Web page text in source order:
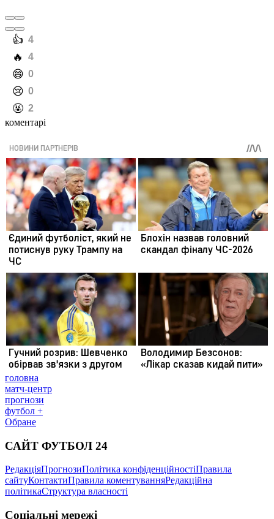
️👍 4
️🔥 4
️😄 0
️😢 0
️🤬 2
коментарі
головна
матч-центр
прогнози
футбол +
Обране
САЙТ ФУТБОЛ 24
РедакціяПрогнозиПолітика конфіденційностіПравила
сайтуКонтактиПравила коментуванняРедакційна
політикаСтруктура власності
Соціальні мережі